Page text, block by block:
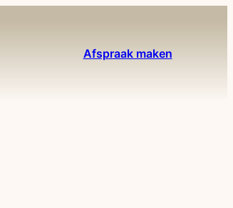
Afspraak maken